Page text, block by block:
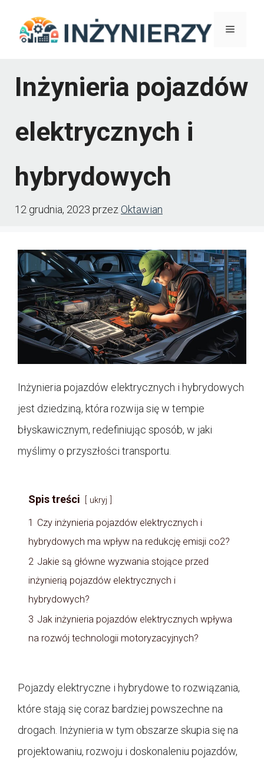
Menu
Inżynieria pojazdów
elektrycznych i
hybrydowych
12 grudnia, 2023 przez Oktawian
Inżynieria pojazdów elektrycznych i hybrydowych
jest dziedziną, która rozwija się w tempie
błyskawicznym, redefiniując sposób, w jaki
myślimy o przyszłości transportu.
Spis treści ukryj
1 Czy inżynieria pojazdów elektrycznych i
hybrydowych ma wpływ na redukcję emisji co2?
2 Jakie są główne wyzwania stojące przed
inżynierią pojazdów elektrycznych i
hybrydowych?
3 Jak inżynieria pojazdów elektrycznych wpływa
na rozwój technologii motoryzacyjnych?
Pojazdy elektryczne i hybrydowe to rozwiązania,
które stają się coraz bardziej powszechne na
drogach. Inżynieria w tym obszarze skupia się na
projektowaniu, rozwoju i doskonaleniu pojazdów,